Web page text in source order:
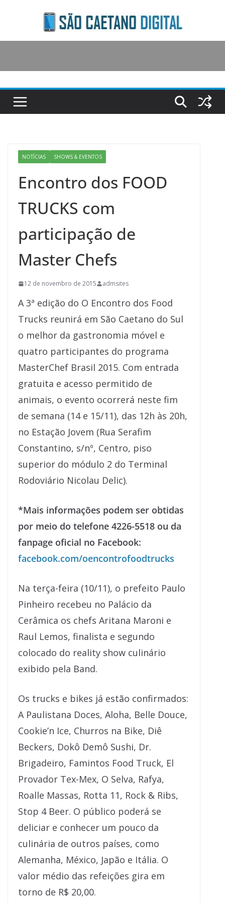
content
NOTÍCIAS SHOWS & EVENTOS
Encontro dos FOOD
TRUCKS com
participação de
Master Chefs
12 de novembro de 2015 admsites
A 3ª edição do O Encontro dos Food
Trucks reunirá em São Caetano do Sul
o melhor da gastronomia móvel e
quatro participantes do programa
MasterChef Brasil 2015. Com entrada
gratuita e acesso permitido de
animais, o evento ocorrerá neste fim
de semana (14 e 15/11), das 12h às 20h,
no Estação Jovem (Rua Serafim
Constantino, s/nº, Centro, piso
superior do módulo 2 do Terminal
Rodoviário Nicolau Delic).
*Mais informações podem ser obtidas
por meio do telefone 4226-5518 ou da
fanpage oficial no Facebook:
facebook.com/oencontrofoodtrucks
Na terça-feira (10/11), o prefeito Paulo
Pinheiro recebeu no Palácio da
Cerâmica os chefs Aritana Maroni e
Raul Lemos, finalista e segundo
colocado do reality show culinário
exibido pela Band.
Os trucks e bikes já estão confirmados:
A Paulistana Doces, Aloha, Belle Douce,
Cookie’n Ice, Churros na Bike, Diê
Beckers, Dokô Demô Sushi, Dr.
Brigadeiro, Famintos Food Truck, El
Provador Tex-Mex, O Selva, Rafya,
Roalle Massas, Rotta 11, Rock & Ribs,
Stop 4 Beer. O público poderá se
deliciar e conhecer um pouco da
culinária de outros países, como
Alemanha, México, Japão e Itália. O
valor médio das refeições gira em
torno de R$ 20,00.